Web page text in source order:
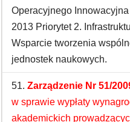
Operacyjnego
2013 Priorytet 2.
Wsparcie tworzenia
jednostek naukowych.
51. Zarządzenie Nr 51/
w sprawie wypłaty
akademickich